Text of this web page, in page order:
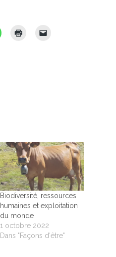
Biodiversité, ressources
humaines et exploitation
du monde
1 octobre 2022
Dans "Façons d'être"